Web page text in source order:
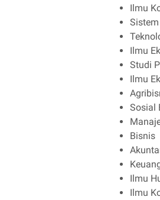
Ilmu
Ilmu
Studi
Ilmu
Sosial
Bisnis
Ilmu
Ilmu